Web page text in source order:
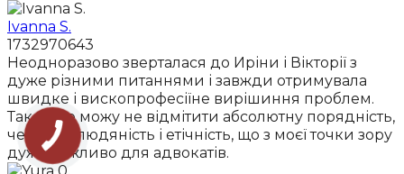
Ivanna S.
1732970643
Неодноразово зверталася до Иріни і Вікторії з
дуже різними питаннями і завжди отримувала
швидке і вископрофесіїне вирішиння проблем.
Також не можу не відмітити абсолютну порядність,
чесність, людяність і етічність, що з моєї точки зору
дуже важливо для адвокатів.